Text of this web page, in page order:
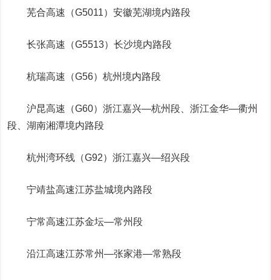
芜合高速（G5011）安徽芜湖境内路段
长张高速（G5513）长沙境内路段
杭瑞高速（G56）杭州境内路段
沪昆高速（G60）浙江嘉兴—杭州段、浙江金华—衢州
段、湖南湘潭境内路段
杭州湾环线（G92）浙江嘉兴—绍兴段
宁靖盐高速江苏盐城境内路段
宁常高速江苏金坛—常州段
沿江高速江苏常州—张家港—常熟段